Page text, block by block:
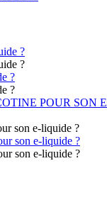
?
?
?
?
POUR SON
son e-liquide ?
son e-liquide ?
son e-liquide ?